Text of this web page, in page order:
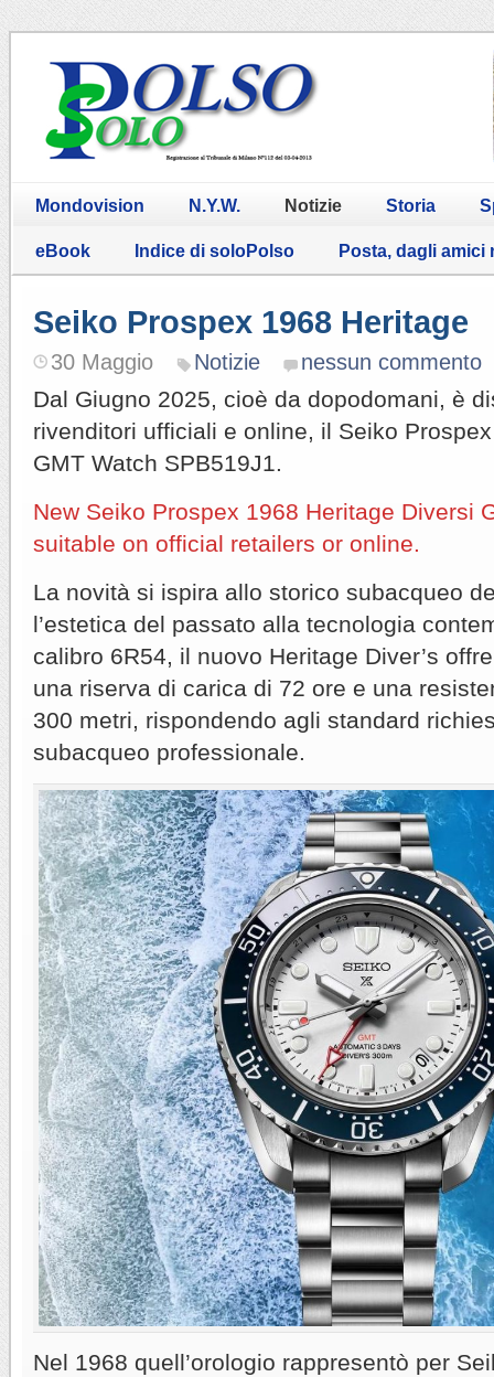
Mondovision N.Y.W. Notizie Storia
eBook Indice di soloPolso Posta, dagli amici
Seiko Prospex 1968 Heritage
30 Maggio Notizie nessun commento
Dal Giugno 2025, cioè da dopodomani, è
rivenditori ufficiali e online, il Seiko
GMT Watch SPB519J1.
New Seiko Prospex 1968 Heritage Diversi
suitable on official retailers or online.
La novità si ispira allo storico subacqueo
l’estetica del passato alla tecnologia
calibro 6R54, il nuovo Heritage Diver’s
una riserva di carica di 72 ore e una
300 metri, rispondendo agli standard
subacqueo professionale.
Nel 1968 quell’orologio rappresentò per